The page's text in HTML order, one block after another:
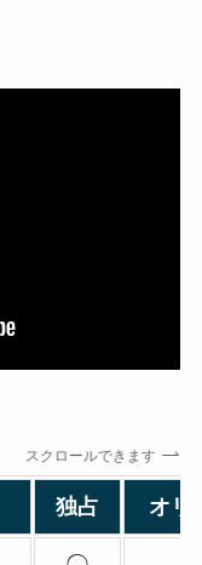
スクロールできます
独占 オリ